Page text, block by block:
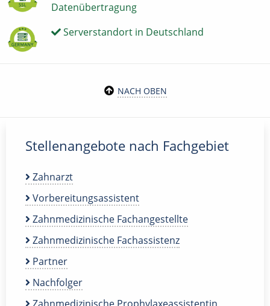
Datenübertragung
Serverstandort in Deutschland
NACH OBEN
Stellenangebote nach Fachgebiet
Zahnarzt
Vorbereitungsassistent
Zahnmedizinische Fachangestellte
Zahnmedizinische Fachassistenz
Partner
Nachfolger